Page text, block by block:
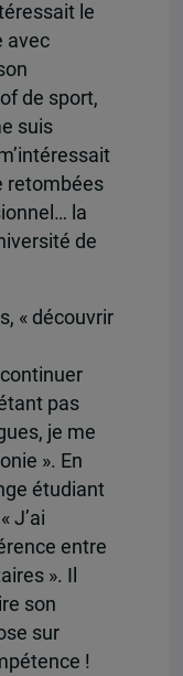
le
avec
de sport,
suis
retombées
la
de
« découvrir
pas
je me
». En
étudiant
J’ai
entre
». Il
son
sur
!